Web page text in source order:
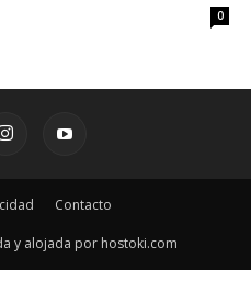
0
Contacto
y alojada por hostoki.com